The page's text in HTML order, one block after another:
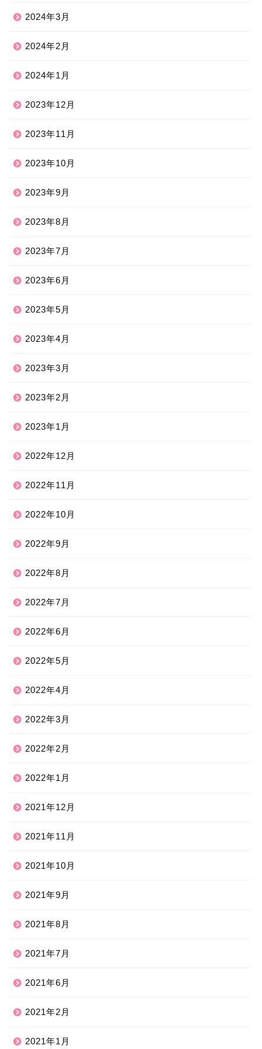
2024年3月
2024年2月
2024年1月
2023年12月
2023年11月
2023年10月
2023年9月
2023年8月
2023年7月
2023年6月
2023年5月
2023年4月
2023年3月
2023年2月
2023年1月
2022年12月
2022年11月
2022年10月
2022年9月
2022年8月
2022年7月
2022年6月
2022年5月
2022年4月
2022年3月
2022年2月
2022年1月
2021年12月
2021年11月
2021年10月
2021年9月
2021年8月
2021年7月
2021年6月
2021年2月
2021年1月